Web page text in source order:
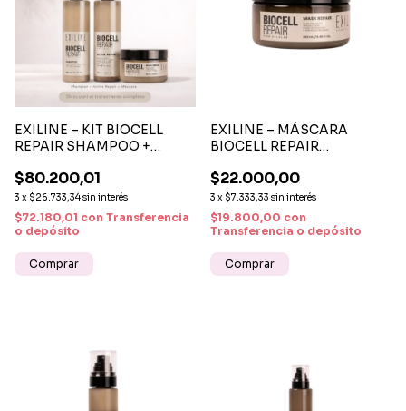
EXILINE – KIT BIOCELL
REPAIR SHAMPOO +
REPARACIÓN CAPILAR
COMPLETA
$80.200,01
3 x $26.733,34sin interés
$72.180,01 con Transferencia
o depósito
EXILINE – MÁSCARA
BIOCELL REPAIR
Y BRILLO INTENSO 250ML
$22.000,00
3 x $7.333,33 sin interés
$19.800,00 con
Transferencia o depósito